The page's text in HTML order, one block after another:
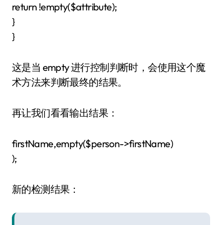
return !empty($attribute);
}
}
这是当 empty 进行控制判断时，会使用这个魔
术方法来判断最终的结果。
再让我们看看输出结果：
firstName,empty($person->firstName)
);
新的检测结果：